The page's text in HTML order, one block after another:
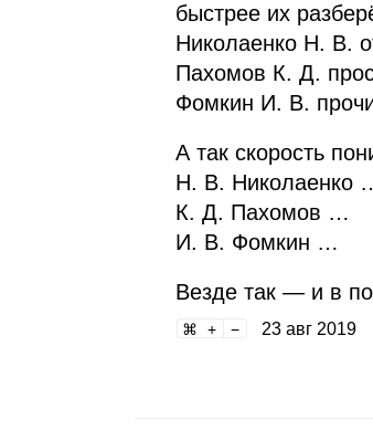
быстрее их
Николаенко Н. В.
Пахомов К. Д.
Фомкин И. В.
А так скорость
Н. В. Николаенко
К. Д. Пахомов …
И. В. Фомкин …
Везде так — и в
23 авг 2019